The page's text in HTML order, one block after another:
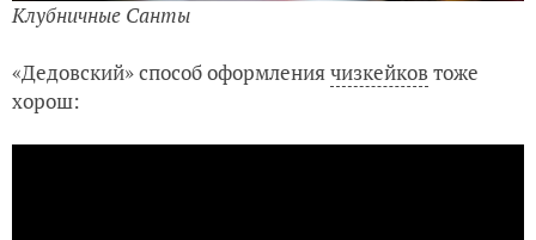
Клубничные Санты
«Дедовский» способ оформлениячизкейковтоже
хорош: